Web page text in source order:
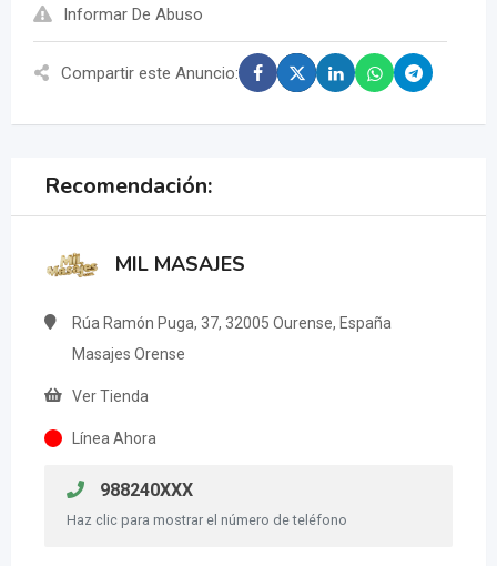
Informar De Abuso
Compartir este Anuncio:
Recomendación:
MIL MASAJES
Rúa Ramón Puga, 37, 32005 Ourense, España
Masajes Orense
Ver Tienda
Línea Ahora
988240XXX
Haz clic para mostrar el número de teléfono